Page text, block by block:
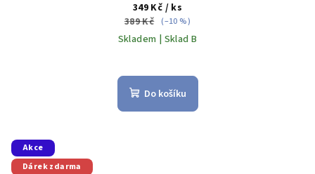
349 Kč / ks
389 Kč (–10 %)
Skladem | Sklad B
Do košíku
Akce
Dárek zdarma